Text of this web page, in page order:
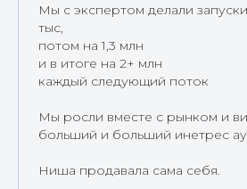
Мы с экспертом делали
тыс,
потом на 1,3 млн
и в итоге на 2+ млн
каждый следующий поток
Мы росли вместе с рынком и
больший и больший инетрес
Ниша продавала сама себя.